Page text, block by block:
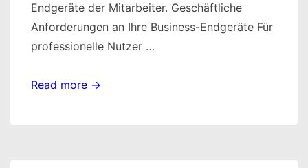
Endgeräte der Mitarbeiter. Geschäftliche
Anforderungen an Ihre Business-Endgeräte Für
professionelle Nutzer …
Smartphones,
Read more →